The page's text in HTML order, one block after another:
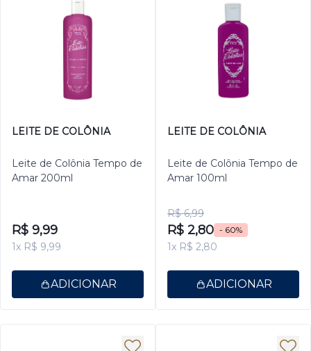
LEITE DE COLÔNIA
Leite de Colônia Tempo de
Amar 200ml
R$ 9,99
1x R$ 9,99
ADICIONAR
LEITE DE COLÔNIA
Leite de Colônia Tempo de
Amar 100ml
R$ 6,99
R$ 2,80 - 60%
1x R$ 2,80
ADICIONAR